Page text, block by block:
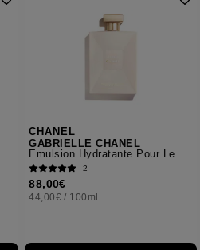
Gel douche parfumé pour le corps
CHANEL
GABRIELLE CHANEL
Émulsion Hydratante Pour Le Corps
2
88,00€
44,00€ / 100ml